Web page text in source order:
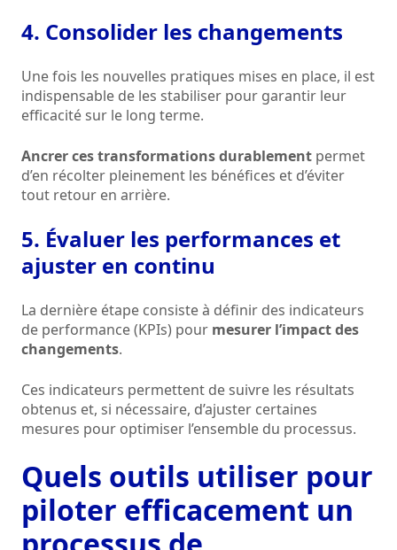
4. Consolider les changements
Une fois les nouvelles pratiques mises en place, il est
indispensable de les stabiliser pour garantir leur
efficacité sur le long terme.
Ancrer ces transformations durablement permet
d’en récolter pleinement les bénéfices et d’éviter
tout retour en arrière.
5. Évaluer les performances et
ajuster en continu
La dernière étape consiste à définir des indicateurs
de performance (KPIs) pour mesurer l’impact des
changements.
Ces indicateurs permettent de suivre les résultats
obtenus et, si nécessaire, d’ajuster certaines
mesures pour optimiser l’ensemble du processus.
Quels outils utiliser pour
piloter efficacement un